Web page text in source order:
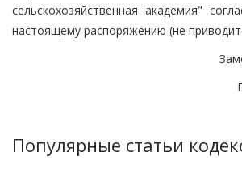
сельскохозяйственная академия"
настоящему распоряжению (не
Популярные статьи